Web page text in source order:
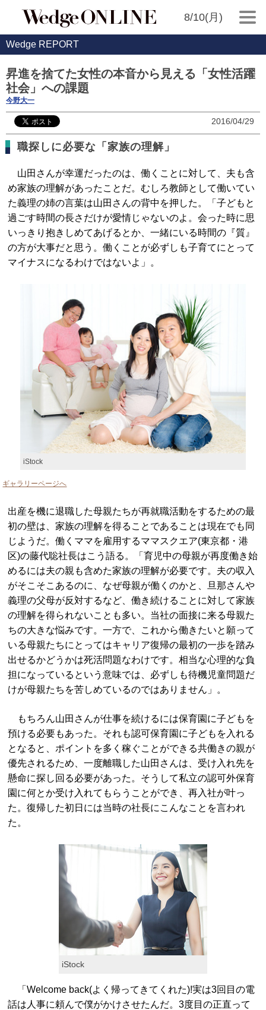
8/10(月)
Wedge REPORT
昇進を捨てた女性の本音から見える「女性活躍
社会」への課題
今野大一
2016/04/29
職探しに必要な「家族の理解」
山田さんが幸運だったのは、働くことに対して、夫も含
め家族の理解があったことだ。むしろ教師として働いてい
た義理の姉の言葉は山田さんの背中を押した。「子どもと
過ごす時間の長さだけが愛情じゃないのよ。会った時に思
いっきり抱きしめてあげるとか、一緒にいる時間の『質』
の方が大事だと思う。働くことが必ずしも子育てにとって
マイナスになるわけではないよ」。
iStock
ギャラリーページへ
出産を機に退職した母親たちが再就職活動をするための最
初の壁は、家族の理解を得ることであることは現在でも同
じようだ。働くママを雇用するママスクエア(東京都・港
区)の藤代聡社長はこう語る。「育児中の母親が再度働き始
めるには夫の親も含めた家族の理解が必要です。夫の収入
がそこそこあるのに、なぜ母親が働くのかと、旦那さんや
義理の父母が反対するなど、働き続けることに対して家族
の理解を得られないことも多い。当社の面接に来る母親た
ちの大きな悩みです。一方で、これから働きたいと願って
いる母親たちにとってはキャリア復帰の最初の一歩を踏み
出せるかどうかは死活問題なわけです。相当な心理的な負
担になっているという意味では、必ずしも待機児童問題だ
けが母親たちを苦しめているのではありません」。
もちろん山田さんが仕事を続けるには保育園に子どもを
預ける必要もあった。それも認可保育園に子どもを入れる
となると、ポイントを多く稼ぐことができる共働きの親が
優先されるため、一度離職した山田さんは、受け入れ先を
懸命に探し回る必要があった。そうして私立の認可外保育
園に何とか受け入れてもらうことができ、再入社が叶っ
た。復帰した初日には当時の社長にこんなことを言われ
た。
iStock
「Welcome back(よく帰ってきてくれた)!実は3回目の電
話は人事に頼んで僕がかけさせたんだ。3度目の正直って